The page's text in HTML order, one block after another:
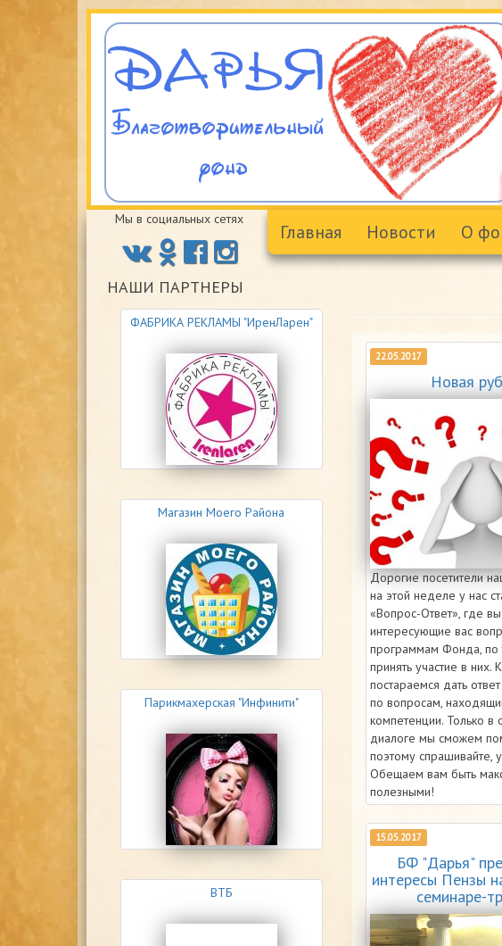
Мы в социальных сетях
Главная Новости О
НАШИ ПАРТНЕРЫ
ФАБРИКА РЕКЛАМЫ "ИренЛарен"
Магазин Моего Района
Парикмахерская "Инфинити"
ВТБ
22.05.2017
Новая
Дорогие посетители
на этой неделе у нас
«Вопрос-Ответ», где
интересующие вас
программам Фонда, по
принять участие в них.
постараемся дать
по вопросам,
компетенции. Только в
диалоге мы сможем
поэтому спрашивайте,
Обещаем вам быть
полезными!
15.05.2017
БФ "Дарья"
интересы Пензы
семинаре-